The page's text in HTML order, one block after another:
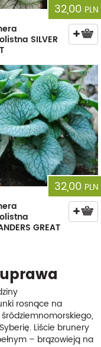
32,00 PLN
SILVER
32,00 PLN
GREAT
rosnące na
Liście brunery
– brązowieją na